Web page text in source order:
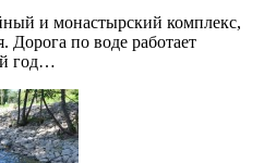
и монастырский комплекс,
Дорога по воде работает
год…